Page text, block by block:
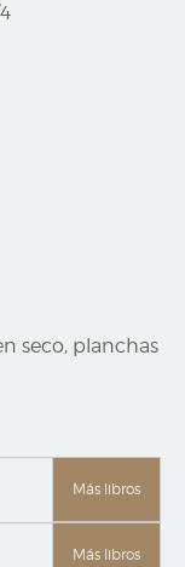
seco, planchas
Más libros
Más libros